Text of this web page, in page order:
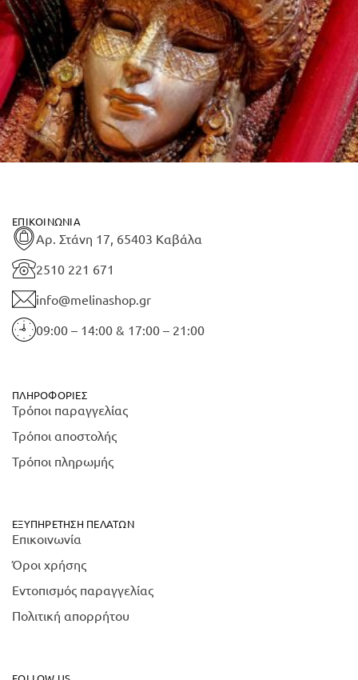
ΕΠΙΚΟΙΝΩΝΊΑ
Αρ. Στάνη 17, 65403 Καβάλα
2510 221 671
info@melinashop.gr
09:00 – 14:00 & 17:00 – 21:00
ΠΛΗΡΟΦΟΡΊΕΣ
Τρόποι παραγγελίας
Τρόποι αποστολής
Τρόποι πληρωμής
ΕΞΥΠΗΡΈΤΗΣΗ ΠΕΛΑΤΏΝ
Επικοινωνία
Όροι χρήσης
Εντοπισμός παραγγελίας
Πολιτική απορρήτου